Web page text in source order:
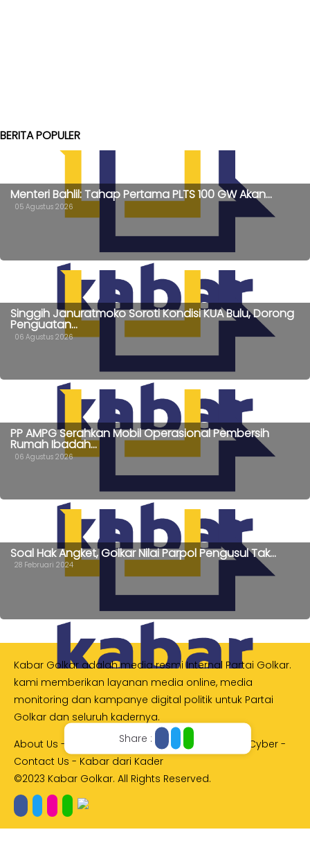
Share :
BERITA POPULER
Menteri Bahlil: Tahap Pertama PLTS 100 GW Akan...
05 Agustus 2026
Singgih Januratmoko Soroti Kondisi KUA Bulu, Dorong
Penguatan...
06 Agustus 2026
PP AMPG Serahkan Mobil Operasional Pembersih
Rumah Ibadah...
06 Agustus 2026
Soal Hak Angket, Golkar Nilai Parpol Pengusul Tak...
28 Februari 2024
Kabar Golkar adalah media resmi Internal Partai Golkar.
kami memberikan layanan media online, media
monitoring dan kampanye digital politik untuk Partai
Golkar dan seluruh kadernya.
About Us - -Policy - Pedoman Media Cyber -
Contact Us - Kabar dari Kader
©2023 Kabar Golkar. All Rights Reserved.